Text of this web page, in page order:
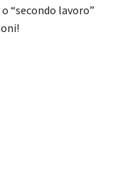
“secondo lavoro”